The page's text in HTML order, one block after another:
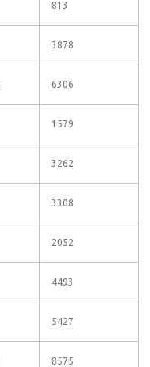
813
3878
6306
1579
3262
3308
2052
4493
5427
8575